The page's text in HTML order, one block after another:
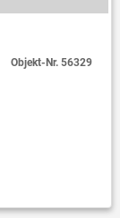
Objekt-Nr. 56329